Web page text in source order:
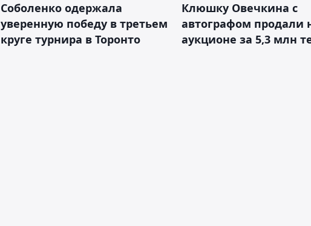
Соболенко одержала
уверенную победу в третьем
круге турнира в Торонто
Клюшку Овечкина с
автографом продали
аукционе за 5,3 млн